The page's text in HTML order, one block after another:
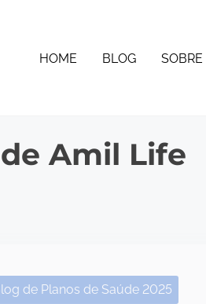
HOME BLOG
Amil Life
de Planos de Saúde 2025